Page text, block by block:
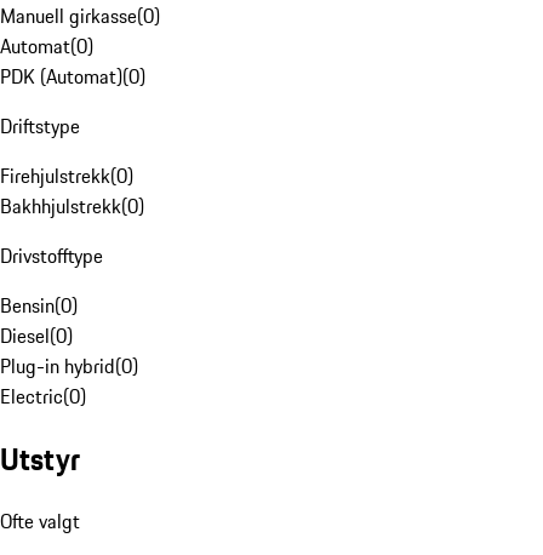
Manuell girkasse(0)
Automat(0)
PDK (Automat)(0)
Driftstype
Firehjulstrekk(0)
Bakhhjulstrekk(0)
Drivstofftype
Bensin(0)
Diesel(0)
Plug-in hybrid(0)
Electric(0)
Utstyr
Ofte valgt